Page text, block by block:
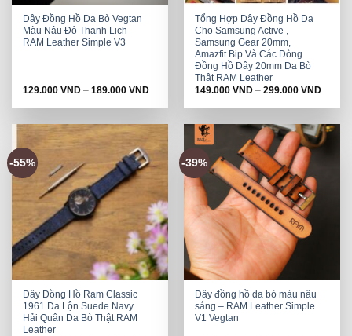
Dây Đồng Hồ Da Bò Vegtan
Màu Nâu Đỏ Thanh Lịch
RAM Leather Simple V3
129.000VND –189.000VND
Tổng Hợp Dây Đồng Hồ Da
Cho Samsung Active ,
Samsung Gear 20mm,
Amazfit Bip Và Các Dòng
Đồng Hồ Dây 20mm Da Bò
Thật RAM Leather
149.000VND –299.000VND
-55%
Dây Đồng Hồ Ram Classic
1961 Da Lộn Suede Navy
Hải Quân Da Bò Thật RAM
Leather
-39%
Dây đồng hồ da bò màu nâu
sáng – RAM Leather Simple
V1 Vegtan